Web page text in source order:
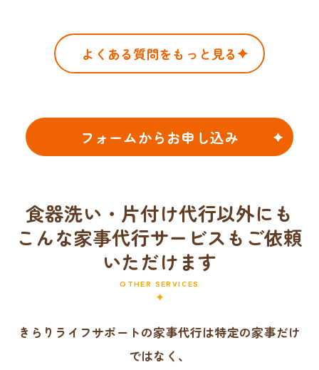
よくある質問をもっと見る
フォームからお申し込み
食器洗い・片付け代行以外にも
こんな家事代行サービスもご依頼
いただけます
OTHER SERVICES
きらりライフサポートの家事代行は特定の家事だけ
ではなく、